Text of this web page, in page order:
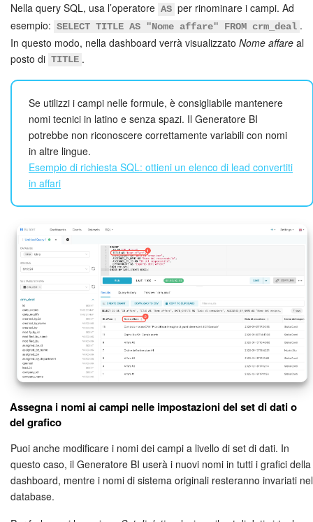
Nella query SQL, usa l’operatore AS per rinominare i campi. Ad
esempio: SELECT TITLE AS "Nome affare" FROM crm_deal .
In questo modo, nella dashboard verrà visualizzato Nome affare al
posto di TITLE .
Se utilizzi i campi nelle formule, è consigliabile mantenere
nomi tecnici in latino e senza spazi. Il Generatore BI
potrebbe non riconoscere correttamente variabili con nomi
in altre lingue.
Esempio di richiesta SQL: ottieni un elenco di lead convertiti
in affari
Assegna i nomi ai campi nelle impostazioni del set di dati o
del grafico
Puoi anche modificare i nomi dei campi a livello di set di dati. In
questo caso, il Generatore BI userà i nuovi nomi in tutti i grafici della
dashboard, mentre i nomi di sistema originali resteranno invariati nel
database.